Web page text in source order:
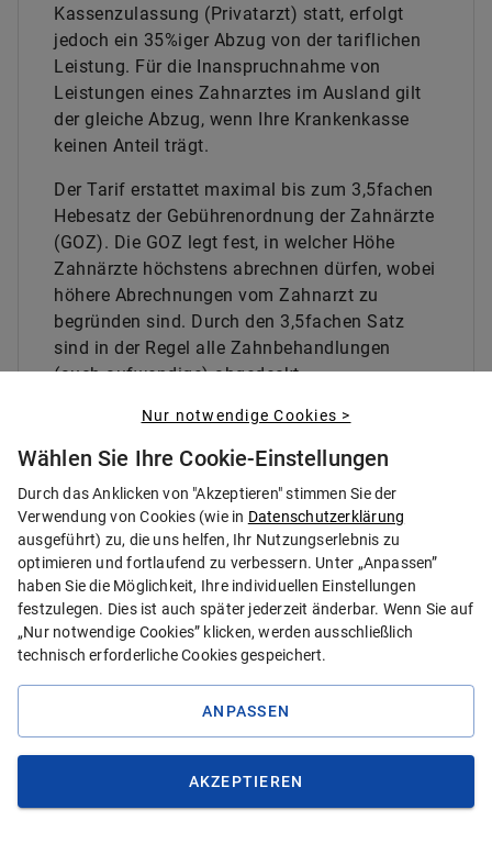
Kassenzulassung (Privatarzt) statt, erfolgt
jedoch ein 35%iger Abzug von der tariflichen
Leistung. Für die Inanspruchnahme von
Leistungen eines Zahnarztes im Ausland gilt
der gleiche Abzug, wenn Ihre Krankenkasse
keinen Anteil trägt.
Der Tarif erstattet maximal bis zum 3,5fachen
Hebesatz der Gebührenordnung der Zahnärzte
(GOZ). Die GOZ legt fest, in welcher Höhe
Zahnärzte höchstens abrechnen dürfen, wobei
höhere Abrechnungen vom Zahnarzt zu
begründen sind. Durch den 3,5fachen Satz
sind in der Regel alle Zahnbehandlungen
(auch aufwendige) abgedeckt.
Positiv ist, dass Tarifleistungen nicht durch
ein Preis- und Leistungsverzeichnis für Labor-
und Materialkosten eingeschränkt sind.
Hervorzuheben ist auch, dass Sie bei diesem
Zahnzusatzversicherungstarif keinen Heil- und
Kostenplan vorlegen müssen, ehe die
Behandlung beginnt. Das reduziert den
Kommunikationsaufwand mit der
HanseMerkur deutlich.
Trotz kleiner Einschränkungen sind die
Konditionen immer noch gut. Es gibt ein paar
Tarife in unserem Vergleich, die etwas bessere
PREIS BERECHNEN
Nur notwendige Cookies >
Wählen Sie Ihre Cookie-Einstellungen
Durch das Anklicken von "Akzeptieren" stimmen Sie der
Verwendung von Cookies (wie in Datenschutzerklärung
ausgeführt) zu, die uns helfen, Ihr Nutzungserlebnis zu
optimieren und fortlaufend zu verbessern. Unter „Anpassen”
haben Sie die Möglichkeit, Ihre individuellen Einstellungen
festzulegen. Dies ist auch später jederzeit änderbar. Wenn Sie auf
„Nur notwendige Cookies” klicken, werden ausschließlich
technisch erforderliche Cookies gespeichert.
ANPASSEN
AKZEPTIEREN